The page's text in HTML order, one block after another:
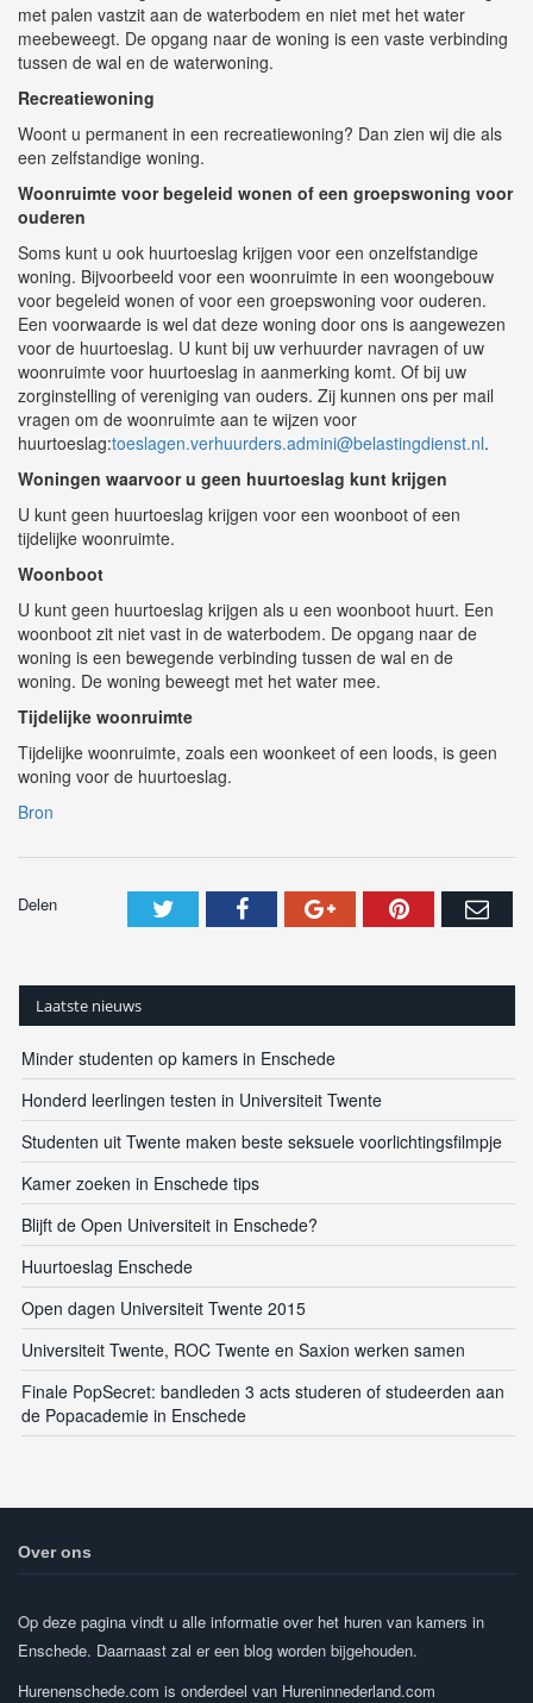
met palen vastzit aan de waterbodem en niet met het water
meebeweegt. De opgang naar de woning is een vaste verbinding
tussen de wal en de waterwoning.
Recreatiewoning
Woont u permanent in een recreatiewoning? Dan zien wij die als
een zelfstandige woning.
Woonruimte voor begeleid wonen of een groepswoning voor
ouderen
Soms kunt u ook huurtoeslag krijgen voor een onzelfstandige
woning. Bijvoorbeeld voor een woonruimte in een woongebouw
voor begeleid wonen of voor een groepswoning voor ouderen.
Een voorwaarde is wel dat deze woning door ons is aangewezen
voor de huurtoeslag. U kunt bij uw verhuurder navragen of uw
woonruimte voor huurtoeslag in aanmerking komt. Of bij uw
zorginstelling of vereniging van ouders. Zij kunnen ons per mail
vragen om de woonruimte aan te wijzen voor
huurtoeslag:toeslagen.verhuurders.admini@belastingdienst.nl.
Woningen waarvoor u geen huurtoeslag kunt krijgen
U kunt geen huurtoeslag krijgen voor een woonboot of een
tijdelijke woonruimte.
Woonboot
U kunt geen huurtoeslag krijgen als u een woonboot huurt. Een
woonboot zit niet vast in de waterbodem. De opgang naar de
woning is een bewegende verbinding tussen de wal en de
woning. De woning beweegt met het water mee.
Tijdelijke woonruimte
Tijdelijke woonruimte, zoals een woonkeet of een loods, is geen
woning voor de huurtoeslag.
Bron
Delen
Laatste nieuws
Minder studenten op kamers in Enschede
Honderd leerlingen testen in Universiteit Twente
Studenten uit Twente maken beste seksuele voorlichtingsfilmpje
Kamer zoeken in Enschede tips
Blijft de Open Universiteit in Enschede?
Huurtoeslag Enschede
Open dagen Universiteit Twente 2015
Universiteit Twente, ROC Twente en Saxion werken samen
Finale PopSecret: bandleden 3 acts studeren of studeerden aan
de Popacademie in Enschede
Over ons
Op deze pagina vindt u alle informatie over het huren van kamers in
Enschede. Daarnaast zal er een blog worden bijgehouden.
Hurenenschede.com is onderdeel van Hureninnederland.com